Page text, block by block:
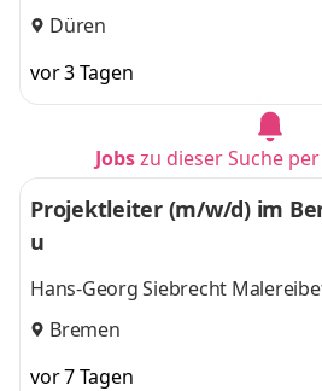
Düren
vor 3 Tagen
Jobszu dieser Suche
Projektleiter (m/w/d) im
u
Hans-Georg Siebrecht
GmbH
Bremen
vor 7 Tagen